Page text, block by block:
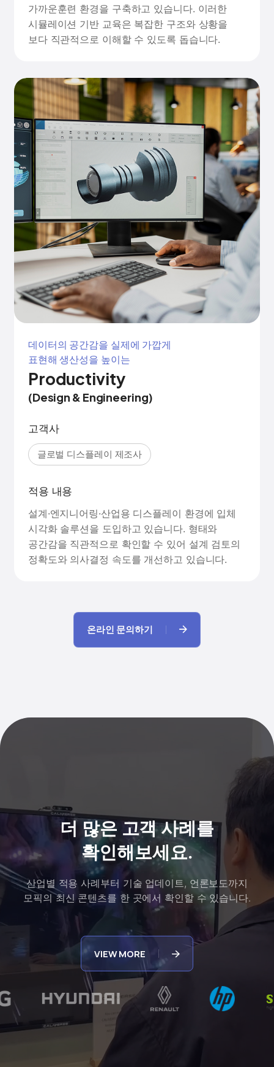
가까운훈련 환경을 구축하고 있습니다. 이러한
시뮬레이션 기반 교육은 복잡한 구조와 상황을
보다 직관적으로 이해할 수 있도록 돕습니다.
데이터의 공간감을 실제에 가깝게
표현해 생산성을 높이는
Productivity
(Design & Engineering)
고객사
글로벌 디스플레이 제조사
적용 내용
설계·엔지니어링·산업용 디스플레이 환경에 입체
시각화 솔루션을 도입하고 있습니다. 형태와
공간감을 직관적으로 확인할 수 있어 설계 검토의
정확도와 의사결정 속도를 개선하고 있습니다.
온라인 문의하기
더 많은 고객 사례를
확인해보세요.
산업별 적용 사례부터 기술 업데이트, 언론보도까지
모픽의 최신 콘텐츠를 한 곳에서 확인할 수 있습니다.
VIEW MORE